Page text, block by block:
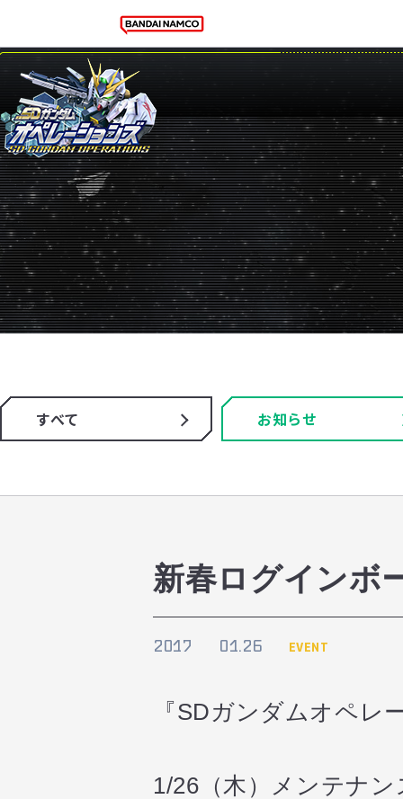
すべて お知らせ
新春ログインボ
2017 01.26 EVENT
『SDガンダムオペレ
1/26（木）メンテナ